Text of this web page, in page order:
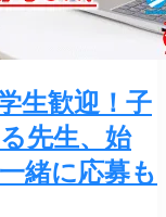
生歓迎！子
先生、始
緒に応募も